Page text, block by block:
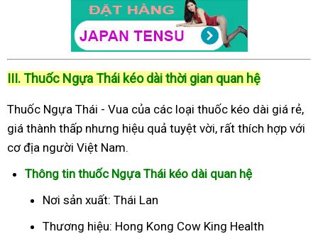
III. Thuốc Ngựa Thái kéo dài thời gian quan hệ
Thuốc Ngựa Thái - Vua của các loại thuốc kéo dài giá rẻ,
giá thành thấp nhưng hiệu quả tuyệt vời, rất thích hợp với
cơ địa người Việt Nam.
Thông tin thuốc Ngựa Thái kéo dài quan hệ
Nơi sản xuất: Thái Lan
Thương hiệu: Hong Kong Cow King Health